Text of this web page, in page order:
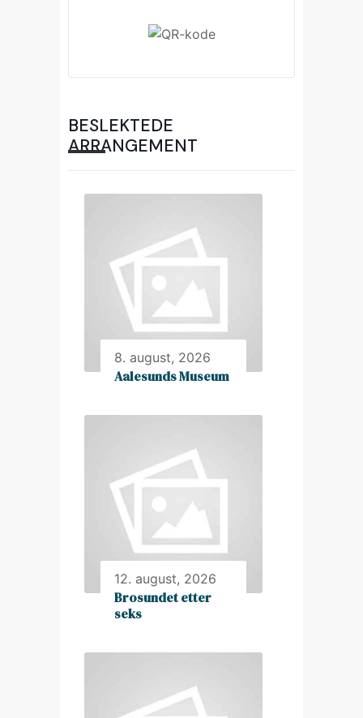
BESLEKTEDE
ARRANGEMENT
8. august, 2026
Aalesunds Museum
12. august, 2026
Brosundet etter
seks